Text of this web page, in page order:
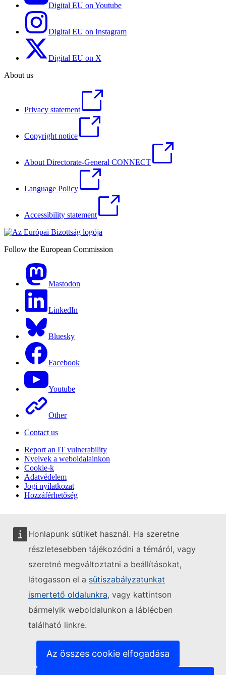
Honlapunk sütiket használ. Ha szeretne
részletesebben tájékozódni a témáról, vagy
szeretné megváltoztatni a beállításokat,
látogasson el a sütiszabályzatunkat
ismertető oldalunkra, vagy kattintson
bármelyik weboldalunkon a láblécben
található linkre.
Az összes cookie elfogadása
Digital EU on Youtube
Digital EU on Instagram
Digital EU on X
About us
Privacy statement
Copyright notice
About Directorate-General CONNECT
Language Policy
Accessibility statement
Follow the European Commission
Mastodon
LinkedIn
Bluesky
Facebook
Youtube
Other
Contact us
Report an IT vulnerability
Nyelvek a weboldalainkon
Cookie-k
Adatvédelem
Jogi nyilatkozat
Hozzáférhetőség